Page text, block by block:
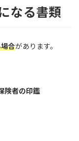
なる書類
合があります。
険者の印鑑